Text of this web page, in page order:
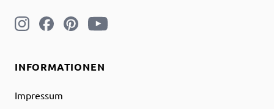
INFORMATIONEN
Impressum